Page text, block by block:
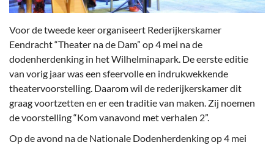
Voor de tweede keer organiseert Rederijkerskamer
Eendracht “Theater na de Dam” op 4 mei na de
dodenherdenking in het Wilhelminapark. De eerste editie
van vorig jaar was een sfeervolle en indrukwekkende
theatervoorstelling. Daarom wil de rederijkerskamer dit
graag voortzetten en er een traditie van maken. Zij noemen
de voorstelling “Kom vanavond met verhalen 2”.
Op de avond na de Nationale Dodenherdenking op 4 mei